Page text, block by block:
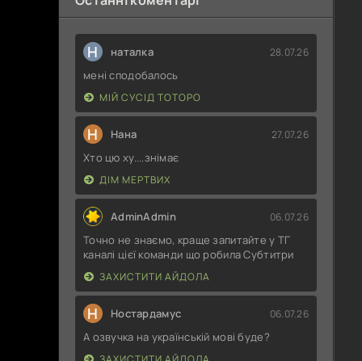
Н наталка 28.07.26
мені сподобалось
МІЙ СУСІД ТОТОРО
Н Нана 27.07.26
Хто цю ху....знімає
ДІМ МЕРТВИХ
AdminAdmin 06.07.26
Точно не знаємо, краще запитайте у ТГ
каналі цієї команди що робила Субтитри
ЗАХИСТИТИ АЙДОЛА
Н Ностардамус 06.07.26
А озвучка на українській мові буде?